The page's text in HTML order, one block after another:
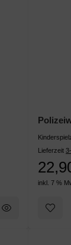
Lieferzeit
inkl. 7 %